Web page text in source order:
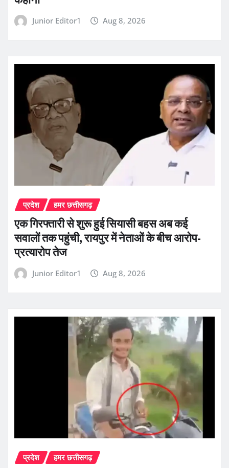
Junior Editor1 Aug 8, 2026
प्रदेश हमर छत्तीसगढ़
एक गिरफ्तारी से शुरू हुई सियासी बहस अब कई
सवालों तक पहुंची, रायपुर में नेताओं के बीच आरोप-
प्रत्यारोप तेज
Junior Editor1 Aug 8, 2026
प्रदेश हमर छत्तीसगढ़